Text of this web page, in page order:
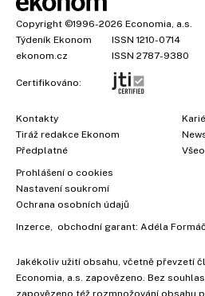
Copyright ©1996-2026 Economia, a.s.
Týdeník Ekonom
ISSN 1210-0714
ekonom.cz
ISSN 2787-9380
Certifikováno:
Kontakty
Tiráž redakce Ekonom
Předplatné
Prohlášení o cookies
Nastavení soukromí
Ochrana osobních údajů
Inzerce, obchodní garant: Adéla
Jakékoliv užití obsahu, včetně převzetí
Economia, a.s. zapovězeno. Bez
zapovězeno též rozmnožování obsahu